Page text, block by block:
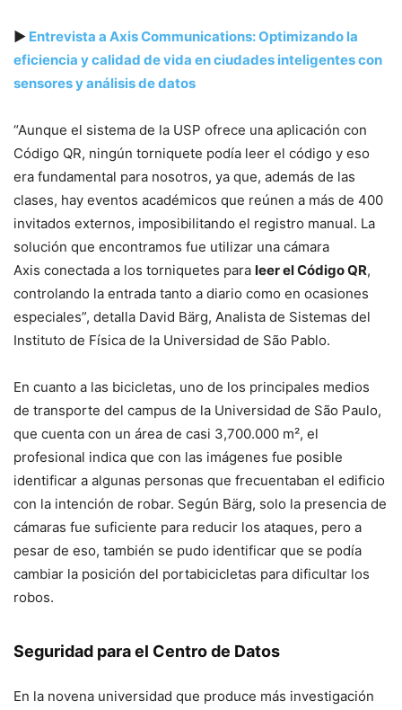
▶ Entrevista a Axis Communications: Optimizando la
eficiencia y calidad de vida en ciudades inteligentes con
sensores y análisis de datos
“Aunque el sistema de la USP ofrece una aplicación con
Código QR, ningún torniquete podía leer el código y eso
era fundamental para nosotros, ya que, además de las
clases, hay eventos académicos que reúnen a más de 400
invitados externos, imposibilitando el registro manual. La
solución que encontramos fue utilizar una cámara
Axis conectada a los torniquetes para leer el Código QR,
controlando la entrada tanto a diario como en ocasiones
especiales”, detalla David Bärg, Analista de Sistemas del
Instituto de Física de la Universidad de São Pablo.
En cuanto a las bicicletas, uno de los principales medios
de transporte del campus de la Universidad de São Paulo,
que cuenta con un área de casi 3,700.000 m², el
profesional indica que con las imágenes fue posible
identificar a algunas personas que frecuentaban el edificio
con la intención de robar. Según Bärg, solo la presencia de
cámaras fue suficiente para reducir los ataques, pero a
pesar de eso, también se pudo identificar que se podía
cambiar la posición del portabicicletas para dificultar los
robos.
Seguridad para el Centro de Datos
En la novena universidad que produce más investigación